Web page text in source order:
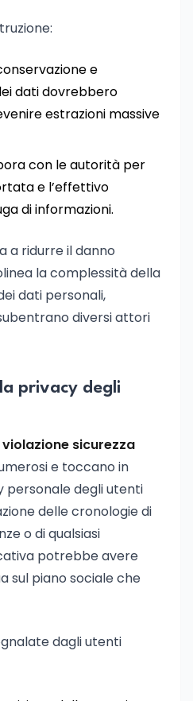
e
dati dovrebbero
estrazioni massive
con le autorità per
e l’effettivo
di informazioni.
a ridurre il danno
la complessità della
dati personali,
diversi attori
privacy degli
violazione sicurezza
e toccano in
degli utenti
delle cronologie di
o di qualsiasi
potrebbe avere
sul piano sociale che
dagli utenti